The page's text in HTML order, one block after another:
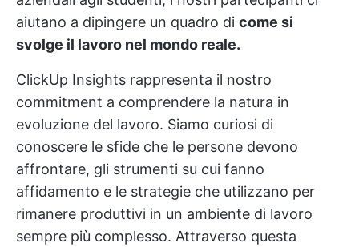
aiutano a dipingere un quadro di come si
svolge il lavoro nel mondo reale.
ClickUp Insights rappresenta il nostro
commitment a comprendere la natura in
evoluzione del lavoro. Siamo curiosi di
conoscere le sfide che le persone devono
affrontare, gli strumenti su cui fanno
affidamento e le strategie che utilizzano per
rimanere produttivi in un ambiente di lavoro
sempre più complesso. Attraverso questa